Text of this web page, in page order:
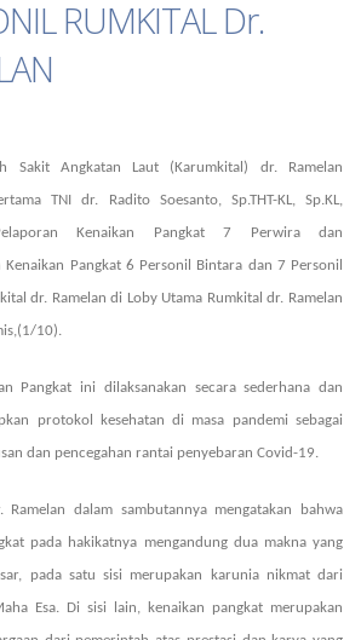
RUMKITAL Dr.
Sakit Angkatan Laut (Karumkital) dr. Ramelan
TNI dr. Radito Soesanto, Sp.THT-KL, Sp.KL,
Kenaikan Pangkat 7 Perwira dan
Kenaikan Pangkat 6 Personil Bintara dan 7 Personil
dr. Ramelan di Loby Utama Rumkital dr. Ramelan
10).
Pangkat ini dilaksanakan secara sederhana dan
protokol kesehatan di masa pandemi sebagai
dan pencegahan rantai penyebaran Covid-19.
Ramelan dalam sambutannya mengatakan bahwa
pada hakikatnya mengandung dua makna yang
pada satu sisi merupakan karunia nikmat dari
Esa. Di sisi lain, kenaikan pangkat merupakan